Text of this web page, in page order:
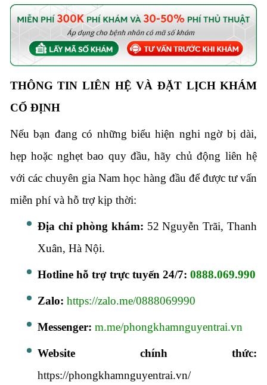
THÔNG TIN LIÊN HỆ VÀ ĐẶT LỊCH KHÁM
CỐ ĐỊNH
Nếu bạn đang có những biểu hiện nghi ngờ bị dài,
hẹp hoặc nghẹt bao quy đầu, hãy chủ động liên hệ
với các chuyên gia Nam học hàng đầu để được tư vấn
miễn phí và hỗ trợ kịp thời:
Địa chỉ phòng khám: 52 Nguyễn Trãi, Thanh
Xuân, Hà Nội.
Hotline hỗ trợ trực tuyến 24/7: 0888.069.990
Zalo: https://zalo.me/0888069990
Messenger: m.me/phongkhamnguyentrai.vn
Website chính thức:
https://phongkhamnguyentrai.vn/